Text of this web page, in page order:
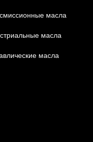
масла
масла
масла